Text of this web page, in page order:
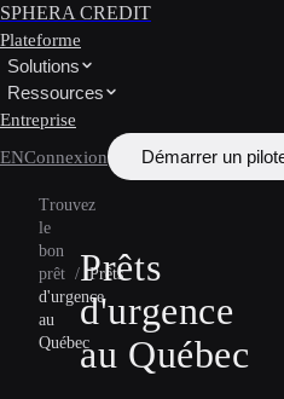
SPHERA CREDIT
Plateforme
Solutions
Ressources
Entreprise
ENConnexion Démarrer un
Trouvez
le
bon
prêt / Prêts
d'urgence
au
Québec
Prêts
d'urgence
au Québec